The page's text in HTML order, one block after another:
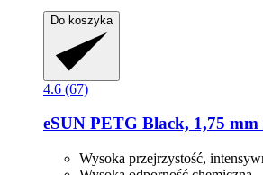
Do koszyka
4.6 (67)
eSUN PETG Black, 1,75 mm
Wysoka przejrzystość,